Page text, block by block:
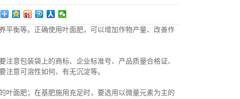
衡等。正确使用叶面肥，可以增加作物产量、改善作
意包装袋上的商标、企业标准号、产品质量合格证、
注意可溶性如何、有无沉淀等。
面肥；在基肥施用充足时，要选用以微量元素为主的